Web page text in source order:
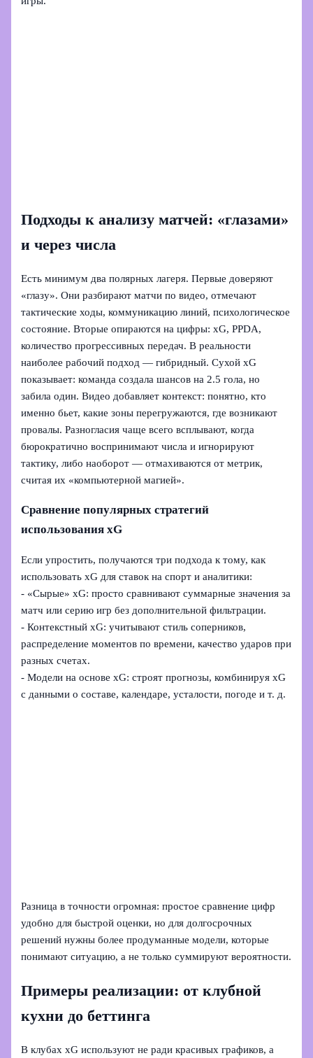
Подходы к анализу матчей: «глазами»
и через числа
Есть минимум два полярных лагеря. Первые доверяют
«глазу». Они разбирают матчи по видео, отмечают
тактические ходы, коммуникацию линий, психологическое
состояние. Вторые опираются на цифры: xG, PPDA,
количество прогрессивных передач. В реальности
наиболее рабочий подход — гибридный. Сухой xG
показывает: команда создала шансов на 2.5 гола, но
забила один. Видео добавляет контекст: понятно, кто
именно бьет, какие зоны перегружаются, где возникают
провалы. Разногласия чаще всего всплывают, когда
бюрократично воспринимают числа и игнорируют
тактику, либо наоборот — отмахиваются от метрик,
считая их «компьютерной магией».
Сравнение популярных стратегий
использования xG
Если упростить, получаются три подхода к тому, как
использовать xG для ставок на спорт и аналитики:
- «Сырые» xG: просто сравнивают суммарные значения за
матч или серию игр без дополнительной фильтрации.
- Контекстный xG: учитывают стиль соперников,
распределение моментов по времени, качество ударов при
разных счетах.
- Модели на основе xG: строят прогнозы, комбинируя xG
с данными о составе, календаре, усталости, погоде и т. д.
Разница в точности огромная: простое сравнение цифр
удобно для быстрой оценки, но для долгосрочных
решений нужны более продуманные модели, которые
понимают ситуацию, а не только суммируют вероятности.
Примеры реализации: от клубной
кухни до беттинга
В клубах xG используют не ради красивых графиков, а